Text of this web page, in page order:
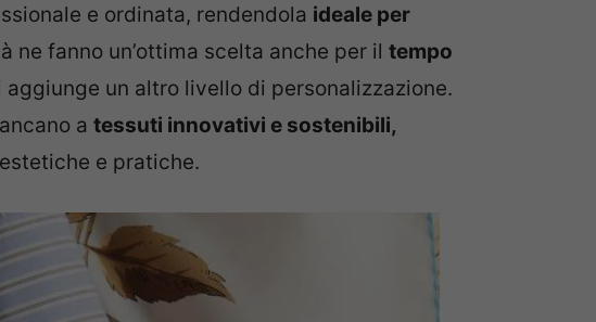
e ordinata, rendendola ideale per
ne fanno un’ottima scelta anche per il tempo
un altro livello di personalizzazione.
a tessuti innovativi e sostenibili,
e pratiche.